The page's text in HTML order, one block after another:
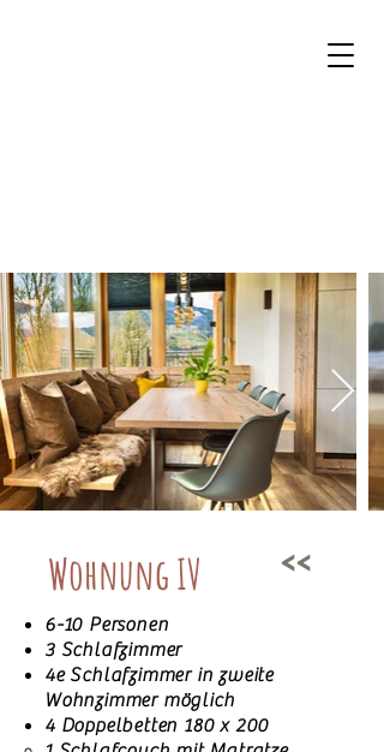
<<
Wohnung IV
6-10 Personen
3 Schlafzimmer
4e Schlafzimmer in zweite
Wohnzimmer möglich
4 Doppelbetten 180 x 200